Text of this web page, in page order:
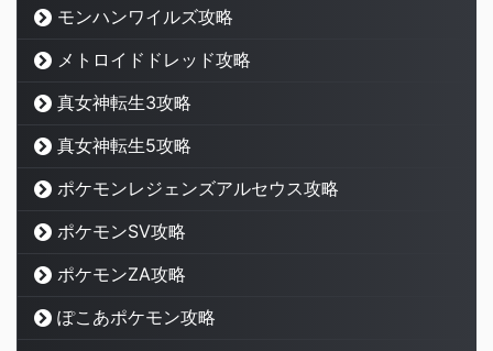
モンハンワイルズ攻略
メトロイドドレッド攻略
真女神転生3攻略
真女神転生5攻略
ポケモンレジェンズアルセウス攻略
ポケモンSV攻略
ポケモンZA攻略
ぽこあポケモン攻略